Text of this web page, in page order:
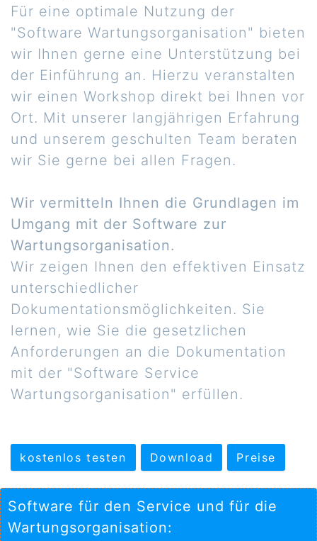
Für eine optimale Nutzung der
"Software Wartungsorganisation" bieten
wir Ihnen gerne eine Unterstützung bei
der Einführung an. Hierzu veranstalten
wir einen Workshop direkt bei Ihnen vor
Ort. Mit unserer langjährigen Erfahrung
und unserem geschulten Team beraten
wir Sie gerne bei allen Fragen.
Wir vermitteln Ihnen die Grundlagen im
Umgang mit der Software zur
Wartungsorganisation.
Wir zeigen Ihnen den effektiven Einsatz
unterschiedlicher
Dokumentationsmöglichkeiten. Sie
lernen, wie Sie die gesetzlichen
Anforderungen an die Dokumentation
mit der "Software Service
Wartungsorganisation" erfüllen.
kostenlos testen Download Preise
Software für den Service und für die
Wartungsorganisation: